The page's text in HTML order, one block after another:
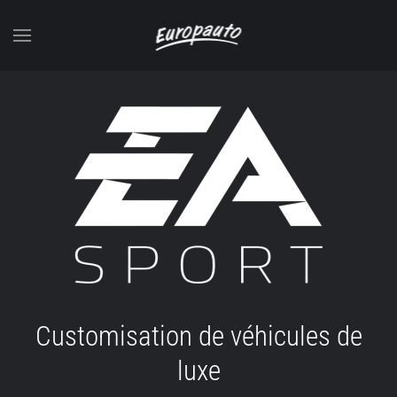
Accéder au contenu principal
Customisation de véhicules de
luxe